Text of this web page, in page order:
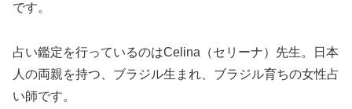
です。
占い鑑定を行っているのはCelina（セリーナ）先生。日本
人の両親を持つ、ブラジル生まれ、ブラジル育ちの女性占
い師です。